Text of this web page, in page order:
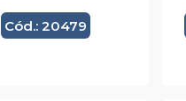
Cód.: 20479